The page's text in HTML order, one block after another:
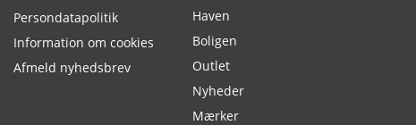
Persondatapolitik
Information om cookies
Afmeld nyhedsbrev
Haven
Boligen
Outlet
Nyheder
Mærker